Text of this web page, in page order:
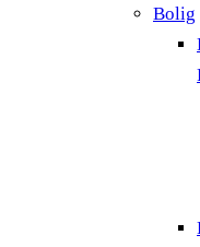
Bolig